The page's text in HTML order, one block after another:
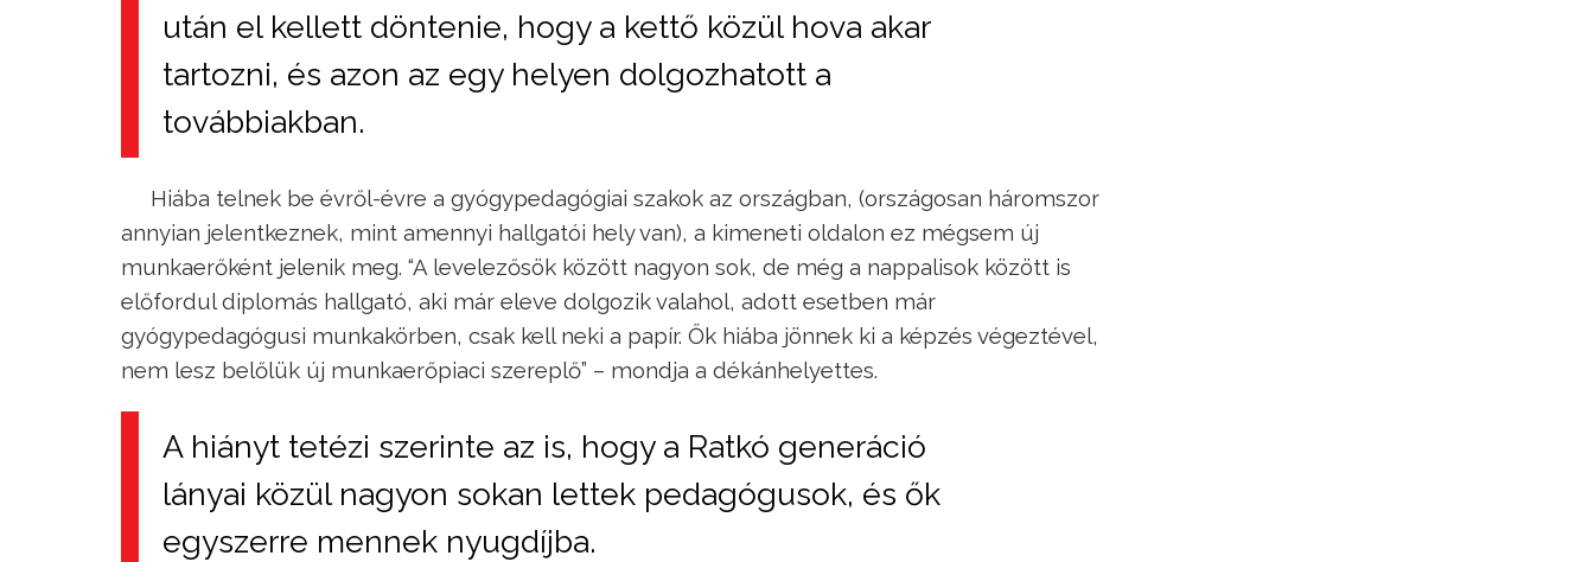
után el kellett döntenie, hogy a kettő közül hova akar
tartozni, és azon az egy helyen dolgozhatott a
továbbiakban.
Hiába telnek be évről-évre a gyógypedagógiai szakok az országban, (országosan háromszor
annyian jelentkeznek, mint amennyi hallgatói hely van), a kimeneti oldalon ez mégsem új
munkaerőként jelenik meg. “A levelezősök között nagyon sok, de még a nappalisok között is
előfordul diplomás hallgató, aki már eleve dolgozik valahol, adott esetben már
gyógypedagógusi munkakörben, csak kell neki a papír. Ők hiába jönnek ki a képzés végeztével,
nem lesz belőlük új munkaerőpiaci szereplő” – mondja a dékánhelyettes.
A hiányt tetézi szerinte az is, hogy a Ratkó generáció
lányai közül nagyon sokan lettek pedagógusok, és ők
egyszerre mennek nyugdíjba.